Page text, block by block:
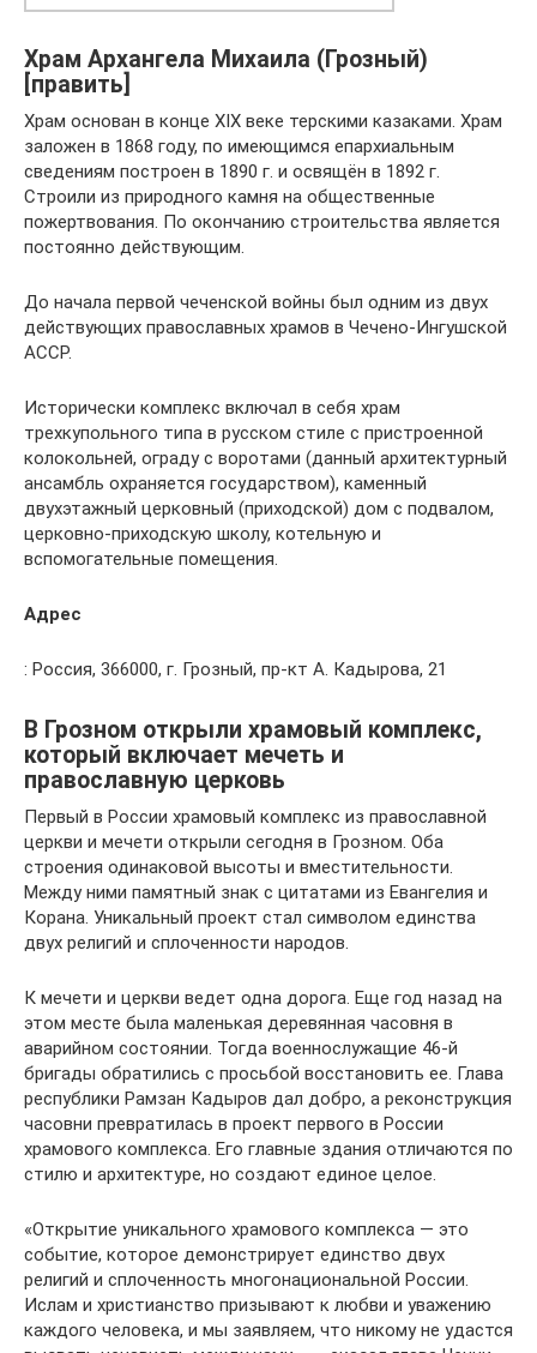
Храм Архангела Михаила (Грозный)
[править]
Храм основан в конце XIX веке терскими казаками. Храм
заложен в 1868 году, по имеющимся епархиальным
сведениям построен в 1890 г. и освящён в 1892 г.
Строили из природного камня на общественные
пожертвования. По окончанию строительства является
постоянно действующим.
До начала первой чеченской войны был одним из двух
действующих православных храмов в Чечено-Ингушской
АССР.
Исторически комплекс включал в себя храм
трехкупольного типа в русском стиле с пристроенной
колокольней, ограду с воротами (данный архитектурный
ансамбль охраняется государством), каменный
двухэтажный церковный (приходской) дом с подвалом,
церковно-приходскую школу, котельную и
вспомогательные помещения.
Адрес
: Россия, 366000, г. Грозный, пр-кт А. Кадырова, 21
В Грозном открыли храмовый комплекс,
который включает мечеть и
православную церковь
Первый в России храмовый комплекс из православной
церкви и мечети открыли сегодня в Грозном. Оба
строения одинаковой высоты и вместительности.
Между ними памятный знак с цитатами из Евангелия и
Корана. Уникальный проект стал символом единства
двух религий и сплоченности народов.
К мечети и церкви ведет одна дорога. Еще год назад на
этом месте была маленькая деревянная часовня в
аварийном состоянии. Тогда военнослужащие 46-й
бригады обратились с просьбой восстановить ее. Глава
республики Рамзан Кадыров дал добро, а реконструкция
часовни превратилась в проект первого в России
храмового комплекса. Его главные здания отличаются по
стилю и архитектуре, но создают единое целое.
«Открытие уникального храмового комплекса — это
событие, которое демонстрирует единство двух
религий и сплоченность многонациональной России.
Ислам и христианство призывают к любви и уважению
каждого человека, и мы заявляем, что никому не удастся